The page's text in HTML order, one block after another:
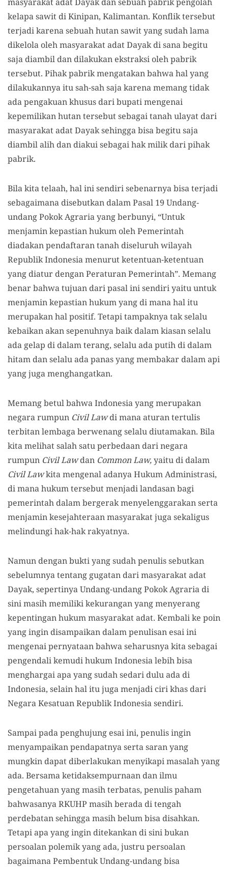
kelapa sawit di Kinipan, Kalimantan. Konflik tersebut
terjadi karena sebuah hutan sawit yang sudah lama
dikelola oleh masyarakat adat Dayak di sana begitu
saja diambil dan dilakukan ekstraksi oleh pabrik
tersebut. Pihak pabrik mengatakan bahwa hal yang
dilakukannya itu sah-sah saja karena memang tidak
ada pengakuan khusus dari bupati mengenai
kepemilikan hutan tersebut sebagai tanah ulayat dari
masyarakat adat Dayak sehingga bisa begitu saja
diambil alih dan diakui sebagai hak milik dari pihak
pabrik.
Bila kita telaah, hal ini sendiri sebenarnya bisa terjadi
sebagaimana disebutkan dalam Pasal 19 Undang-
undang Pokok Agraria yang berbunyi, “Untuk
menjamin kepastian hukum oleh Pemerintah
diadakan pendaftaran tanah diseluruh wilayah
Republik Indonesia menurut ketentuan-ketentuan
yang diatur dengan Peraturan Pemerintah”. Memang
benar bahwa tujuan dari pasal ini sendiri yaitu untuk
menjamin kepastian hukum yang di mana hal itu
merupakan hal positif. Tetapi tampaknya tak selalu
kebaikan akan sepenuhnya baik dalam kiasan selalu
ada gelap di dalam terang, selalu ada putih di dalam
hitam dan selalu ada panas yang membakar dalam api
yang juga menghangatkan.
Memang betul bahwa Indonesia yang merupakan
negara rumpun Civil Lawdi mana aturan tertulis
terbitan lembaga berwenang selalu diutamakan. Bila
kita melihat salah satu perbedaan dari negara
rumpun Civil Lawdan Common Law,yaitu di dalam
Civil Lawkita mengenal adanya Hukum Administrasi,
di mana hukum tersebut menjadi landasan bagi
pemerintah dalam bergerak menyelenggarakan serta
menjamin kesejahteraan masyarakat juga sekaligus
melindungi hak-hak rakyatnya.
Namun dengan bukti yang sudah penulis sebutkan
sebelumnya tentang gugatan dari masyarakat adat
Dayak, sepertinya Undang-undang Pokok Agraria di
sini masih memiliki kekurangan yang menyerang
kepentingan hukum masyarakat adat. Kembali ke poin
yang ingin disampaikan dalam penulisan esai ini
mengenai pernyataan bahwa seharusnya kita sebagai
pengendali kemudi hukum Indonesia lebih bisa
menghargai apa yang sudah sedari dulu ada di
Indonesia, selain hal itu juga menjadi ciri khas dari
Negara Kesatuan Republik Indonesia sendiri.
Sampai pada penghujung esai ini, penulis ingin
menyampaikan pendapatnya serta saran yang
mungkin dapat diberlakukan menyikapi masalah yang
ada. Bersama ketidaksempurnaan dan ilmu
pengetahuan yang masih terbatas, penulis paham
bahwasanya RKUHP masih berada di tengah
perdebatan sehingga masih belum bisa disahkan.
Tetapi apa yang ingin ditekankan di sini bukan
persoalan polemik yang ada, justru persoalan
bagaimana Pembentuk Undang-undang bisa